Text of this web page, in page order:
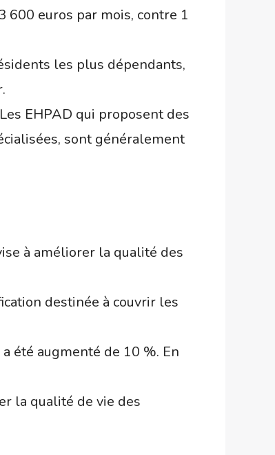
600 euros par mois, contre 1
les plus dépendants,
EHPAD qui proposent des
sont généralement
à améliorer la qualité des
destinée à couvrir les
été augmenté de 10 %. En
la qualité de vie des